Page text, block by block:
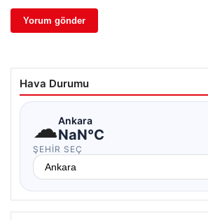
Hava Durumu
☁Ankara
NaN°C
ŞEHIR SEÇ